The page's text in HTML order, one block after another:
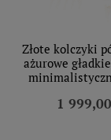
Złote kolczyki
ażurowe
1